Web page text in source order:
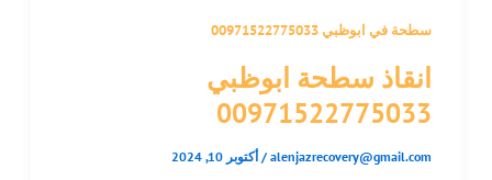
سطحة في ابوظبي 00971522775033
انقاذ سطحة ابوظبي
00971522775033
alenjazrecovery@gmail.com
/ أكتوبر 10, 2024